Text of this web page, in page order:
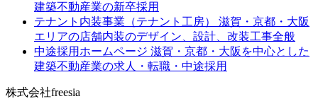
建築不動産業の新卒採用
テナント内装事業（テナント工房）
滋賀・京都・大阪
エリアの店舗内装のデザイン、設計、改装工事全般
中途採用ホームページ 滋賀・京都・大阪を中心とした
建築不動産業の求人・転職・中途採用
株式会社freesia